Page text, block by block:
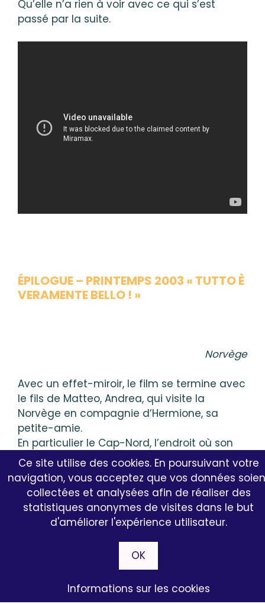
Qu’elle n’a rien à voir avec ce qui s’est
passé par la suite.
ÉPILOGUE – PRINTEMPS 2003 « TUTTO È
VERAMENTE BELLO ! »
Norvège
Avec un effet-miroir, le film se termine avec
le fils de Matteo, Andrea, qui visite la
Norvège en compagnie d’Hermione, sa
petite-amie.
En particulier le Cap-Nord, l’endroit où son
père et Nicola étaient censés aller
ensemble au cours de l’été 1966.
Voyage qu’ils ne feront jamais ensemble.
La scène finale est une lettre qu’Andrea
envoie à son oncle, Nicola, une sorte de
Ce site utilise des cookies. En poursuivant votre
navigation, vous acceptez que vos données
collectées et analysées afin de réaliser des
statistiques anonymes de visites dans le but
d'améliorer l'expérience utilisateur.
OK
Informations sur les cookies